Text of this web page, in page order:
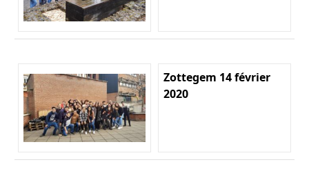
Zottegem 14 février
2020